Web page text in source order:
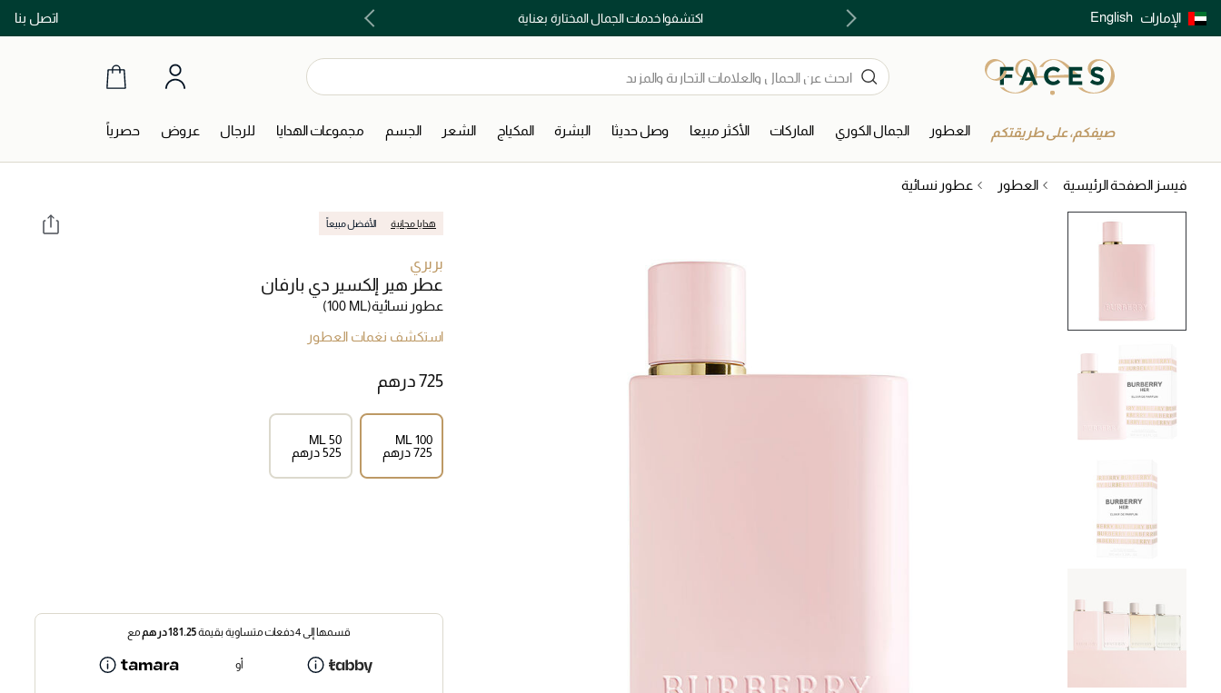
الإمارات English اتصل بنااشتري الآن و ادفع لاحقاً مع تابي و تمارا! اكتشفوا خدمات الجمال المختارة بعناية توصيل سريع على جميع الطلبات ما فوق 299 درهم
صيفكم، على طريقتكم العطور الجمال الكوري الماركات الأكثر مبيعا وصل حديثا البشرة المكياج الشعر الجسم مجموعات الهدايا للرجال عروض حصرياً
فيسز الصفحة الرئيسية العطور عطور نسائية
هدايا مجانية الأفضل مبيعاً
بربري
عطر هير إلكسير دي بارفان
عطور نسائية(100 ML)
استكشف نغمات العطور
100 ML
⁦725⁩ درهم
50 ML
⁦525⁩ درهم
قسمها إلى 4 دفعات متساوية بقيمة 181.25درهممع
أو